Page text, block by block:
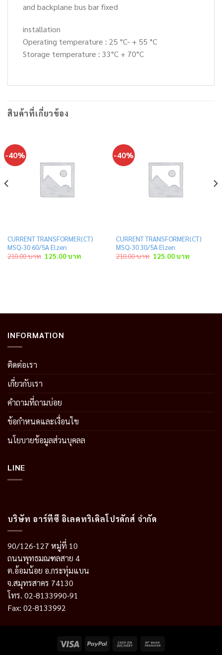
and backplane bus bar fixed
installation
Operating temperature : 25 °C- + 55 °C
Storage temperature : 33°C + 70°C
สินค้าที่เกี่ยวข้อง
-40%
CURRENT TRANSFORMER(CT)
MSQ-30 60/5A Elzen
210.00บาท Original
price
125.00บาทCurrent
price
-40%
CURRENT TRANSFORMER(CT)
MSQ-30 30/5A Elzen
210.00บาท Original
price
125.00บาทCurrent
price
INFORMATION
ติดต่อเรา
เกี่ยวกับเรา
คำถามที่ถามบ่อย
ข้อกำหนดและเงื่อนไข
นโยบายข้อมูลส่วนบุคลล
LINE
บริษัท อาร์ทีซี อิเลคทริเคิลโปรดักส์ จำกัด
90/126-127 หมู่ที่ 10
ถนนพุทธมณฑลสาย 4
ต.อ้อมน้อย อ.กระทุ่มแบน
จ.สมุทรสาคร 74130
โทร. 02-8133990-91
Fax: 02-8133992